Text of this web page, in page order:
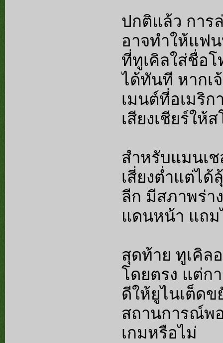
ปกติแล้ว การ
อาจทำให้แฟ
ที่ทูเคิลใส่ชื่อ
ได้ทันที หากเ
เมนต์ที่อเมริก
เสียงเชียร์ให้
สำหรับแมนเช
เสี่ยงต่ำแต่ไ
ลีก มีสภาพร่า
แดนหน้า แถม
สุดท้าย ทูเคิล
โดยตรง แต่ก
ดีให้ยูไนเต็ด
สถานการณ์พ
เกมหรือไม่